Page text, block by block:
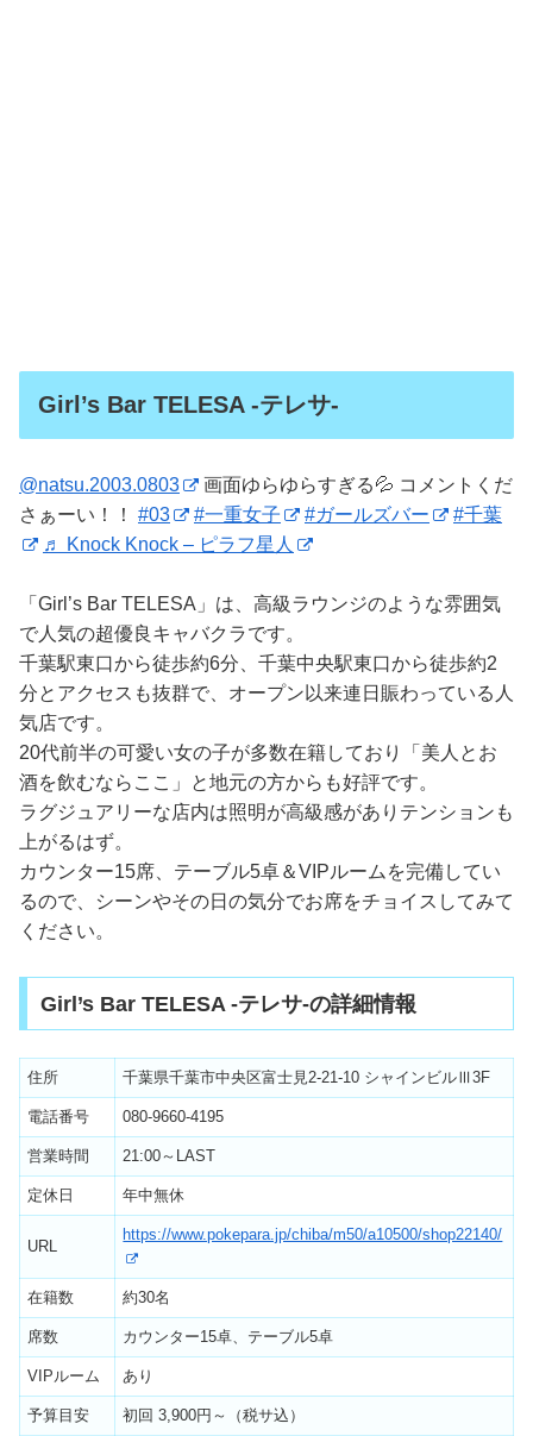
Girl’s Bar TELESA -テレサ-
@natsu.2003.0803
画面ゆらゆらすぎる💦 コメントくだ
さぁーい！！ #03 #一重女子 #ガールズバー
#千葉
♬ Knock Knock – ピラフ星人
「Girl’s Bar TELESA」は、高級ラウンジのような雰囲気
で人気の超優良キャバクラです。
千葉駅東口から徒歩約6分、千葉中央駅東口から徒歩約2
分とアクセスも抜群で、オープン以来連日賑わっている人
気店です。
20代前半の可愛い女の子が多数在籍しており「美人とお
酒を飲むならここ」と地元の方からも好評です。
ラグジュアリーな店内は照明が高級感がありテンションも
上がるはず。
カウンター15席、テーブル5卓＆VIPルームを完備してい
るので、シーンやその日の気分でお席をチョイスしてみて
ください。
Girl’s Bar TELESA -テレサ-の詳細情報
住所 千葉県千葉市中央区富士見2-21-10 シャインビルⅢ3F
電話番号 080-9660-4195
営業時間 21:00～LAST
定休日 年中無休
URL
https://www.pokepara.jp/chiba/m50/a10500/shop22140/
在籍数 約30名
席数 カウンター15卓、テーブル5卓
VIPルーム あり
予算目安 初回 3,900円～（税サ込）